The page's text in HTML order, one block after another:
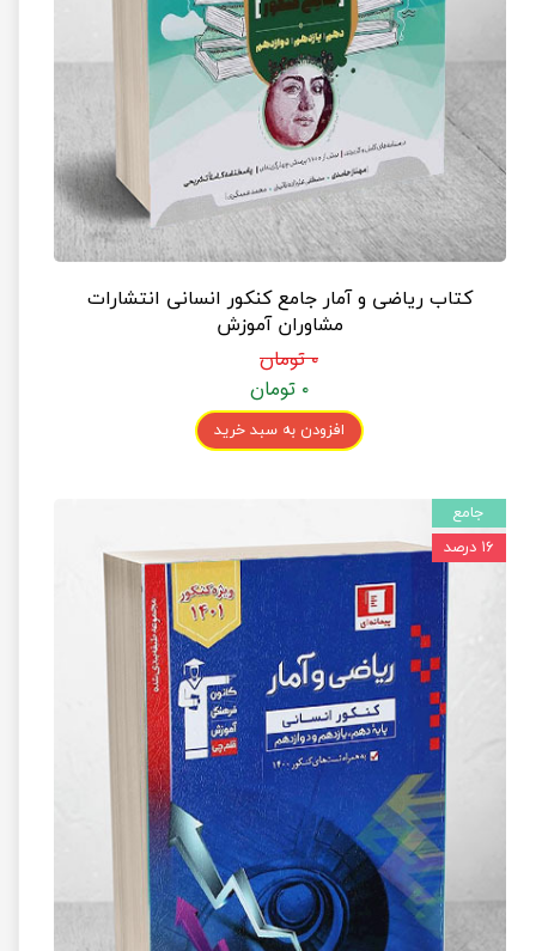
کتاب ریاضی و آمار جامع کنکور انسانی انتشارات
مشاوران آموزش
۰ تومان
۰ تومان
افزودن به سبد خرید
جامع
۱۶ درصد